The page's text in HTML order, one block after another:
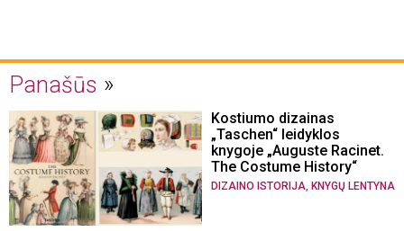
Panašūs
Kostiumo dizainas
„Taschen“ leidyklos
knygoje „Auguste Racinet.
The Costume History“
DIZAINO ISTORIJA KNYGŲ LENTYNA